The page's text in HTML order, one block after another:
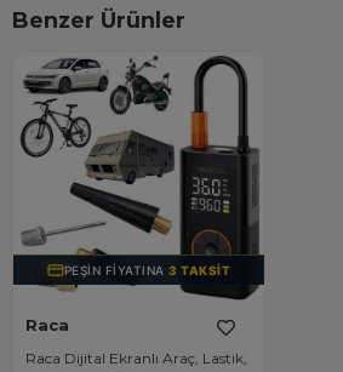
Benzer Ürünler
PEŞIN FIYATINA3 TAKSIT
Raca
Raca Dijital Ekranlı Araç, Lastik,